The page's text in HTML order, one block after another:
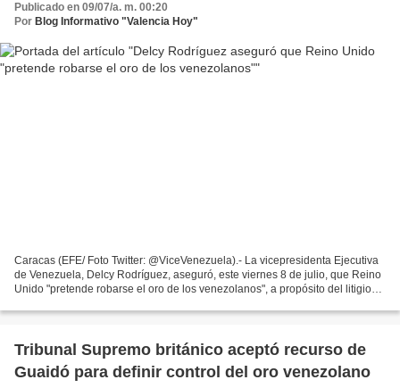
Publicado en 09/07/a. m. 00:20
Por Blog Informativo "Valencia Hoy"
Caracas (EFE/ Foto Twitter: @ViceVenezuela).- La vicepresidenta Ejecutiva
de Venezuela, Delcy Rodríguez, aseguró, este viernes 8 de julio, que Reino
Unido "pretende robarse el oro de los venezolanos", a propósito del litigio
Tribunal Supremo británico aceptó recurso de
Guaidó para definir control del oro venezolano